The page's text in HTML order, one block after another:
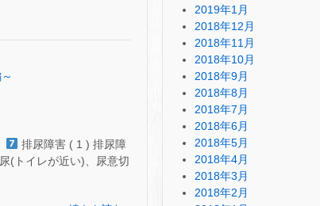
排尿障害 ( 1 ) 排尿障
(トイレが近い)、尿意切
2019年1月
2018年12月
2018年11月
2018年10月
2018年9月
2018年8月
2018年7月
2018年6月
2018年5月
2018年4月
2018年3月
2018年2月